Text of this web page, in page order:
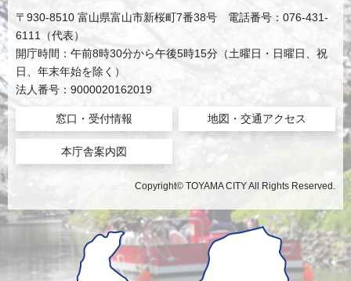
〒930-8510 富山県富山市新桜町7番38号 電話番号：076-431-
6111（代表）
開庁時間：午前8時30分から午後5時15分（土曜日・日曜日、祝
日、年末年始を除く）
法人番号：9000020162019
窓口・受付情報 地図・交通アクセス
本庁舎案内図
Copyright© TOYAMA CITY All Rights Reserved.